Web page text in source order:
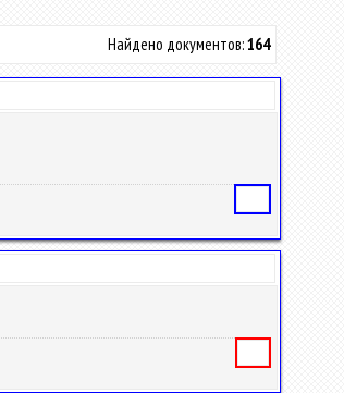
Найдено документов:164